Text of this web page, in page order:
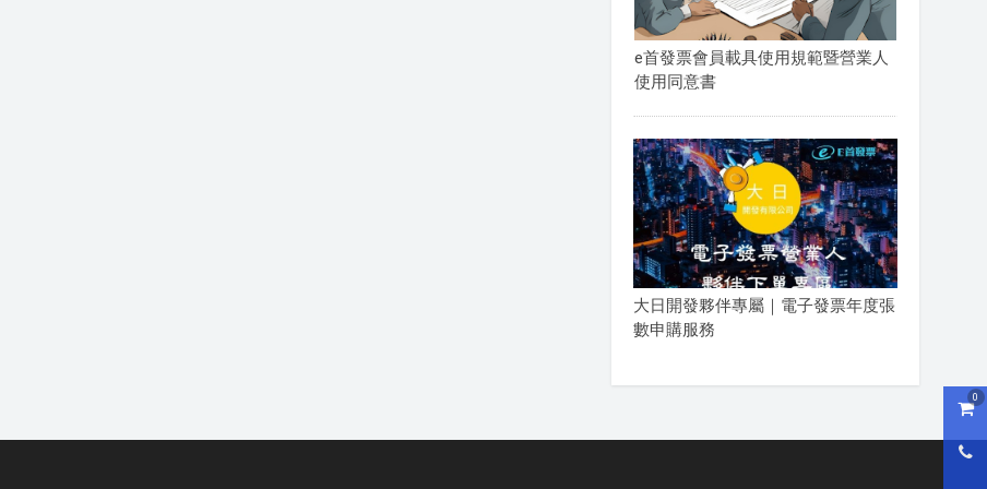
購
0
e首發票會員載具使用規範暨營業人
使用同意書
大日開發夥伴專屬｜電子發票年度張
數申購服務